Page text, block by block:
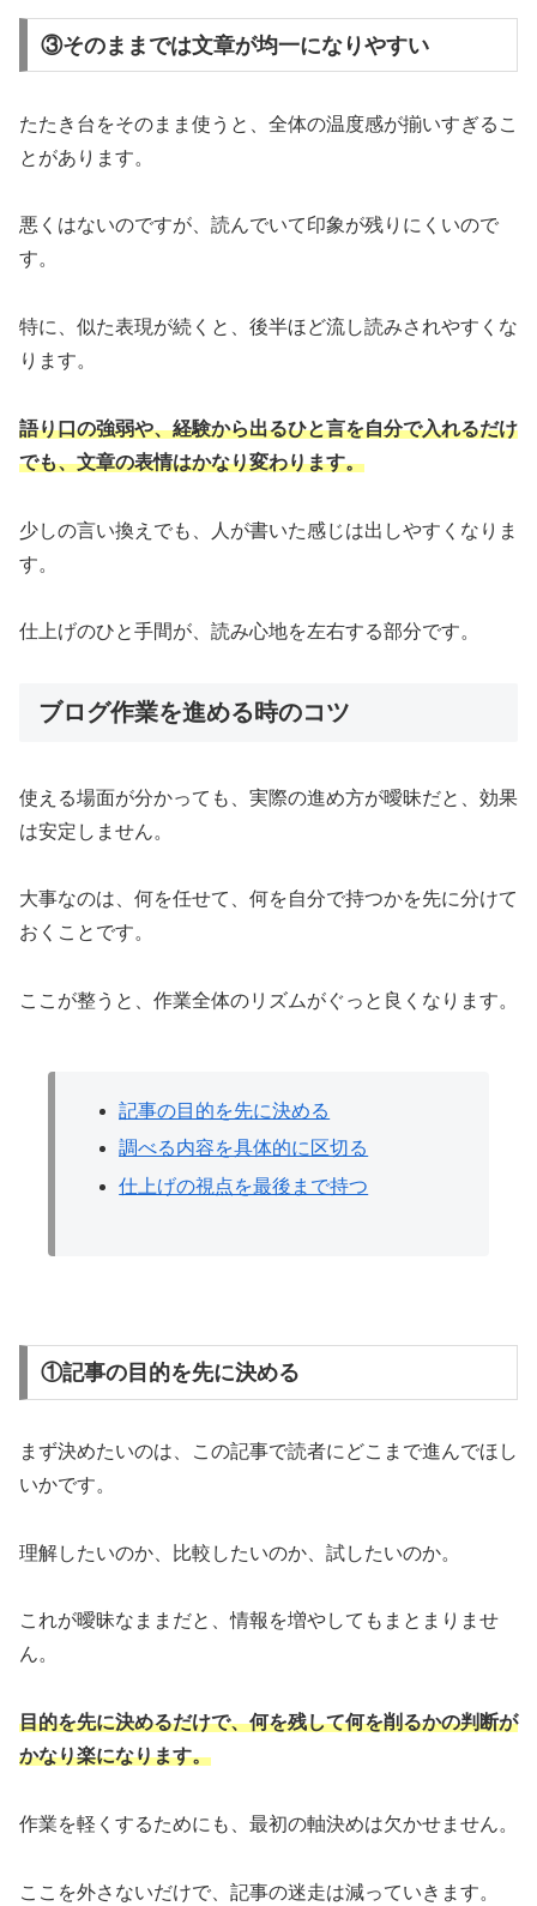
③そのままでは文章が均一になりやすい
たたき台をそのまま使うと、全体の温度感が揃いすぎるこ
とがあります。
悪くはないのですが、読んでいて印象が残りにくいので
す。
特に、似た表現が続くと、後半ほど流し読みされやすくな
ります。
語り口の強弱や、経験から出るひと言を自分で入れるだけ
でも、文章の表情はかなり変わります。
少しの言い換えでも、人が書いた感じは出しやすくなりま
す。
仕上げのひと手間が、読み心地を左右する部分です。
ブログ作業を進める時のコツ
使える場面が分かっても、実際の進め方が曖昧だと、効果
は安定しません。
大事なのは、何を任せて、何を自分で持つかを先に分けて
おくことです。
ここが整うと、作業全体のリズムがぐっと良くなります。
記事の目的を先に決める
調べる内容を具体的に区切る
仕上げの視点を最後まで持つ
①記事の目的を先に決める
まず決めたいのは、この記事で読者にどこまで進んでほし
いかです。
理解したいのか、比較したいのか、試したいのか。
これが曖昧なままだと、情報を増やしてもまとまりませ
ん。
目的を先に決めるだけで、何を残して何を削るかの判断が
かなり楽になります。
作業を軽くするためにも、最初の軸決めは欠かせません。
ここを外さないだけで、記事の迷走は減っていきます。